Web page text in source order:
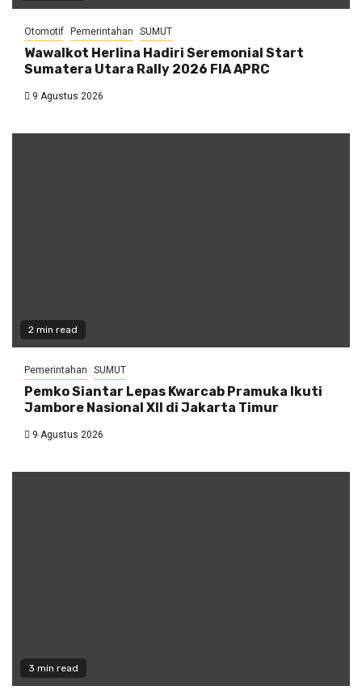
Otomotif Pemerintahan SUMUT
Wawalkot Herlina Hadiri Seremonial Start
Sumatera Utara Rally 2026 FIA APRC
9 Agustus 2026
2 min read
Pemerintahan SUMUT
Pemko Siantar Lepas Kwarcab Pramuka Ikuti
Jambore Nasional XII di Jakarta Timur
9 Agustus 2026
3 min read